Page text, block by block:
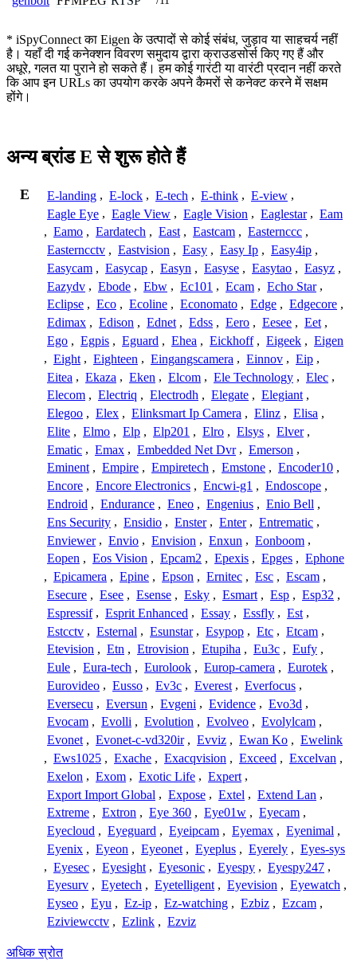
* iSpyConnect का Eigen के उत्पादों से कोई संबंध, जुड़ाव या साहचर्य नहीं
है। यहाँ दी गई कनेक्शन विवरण समुदाय द्वारा क्राउडसोर्स किए गए हैं और
अधूरे, गलत या पुराने हो सकते हैं। हम कोई गारंटी या वारंटी प्रदान नहीं करते
कि आप इन URLs का उपयोग करके अपने कैमरों से कनेक्ट करने में सक्षम
होंगे।
अन्य ब्रांड E से शुरू होते हैं
E E-landing , E-lock , E-tech , E-think , E-view ,
Eagle Eye , Eagle View , Eagle Vision , Eaglestar , Eam
, Eamo , Eardatech , East , Eastcam , Easternccc ,
Easterncctv , Eastvision , Easy , Easy Ip , Easy4ip ,
Easycam , Easycap , Easyn , Easyse , Easytao , Easyz ,
Eazydv , Ebode , Ebw , Ec101 , Ecam , Echo Star ,
Eclipse , Eco , Ecoline , Economato , Edge , Edgecore ,
Edimax , Edison , Ednet , Edss , Eero , Eesee , Eet ,
Ego , Egpis , Eguard , Ehea , Eickhoff , Eigeek , Eigen
, Eight , Eighteen , Eingangscamera , Einnov , Eip ,
Eitea , Ekaza , Eken , Elcom , Ele Technology , Elec ,
Elecom , Electriq , Electrodh , Elegate , Elegiant ,
Elegoo , Elex , Elinksmart Ip Camera , Elinz , Elisa ,
Elite , Elmo , Elp , Elp201 , Elro , Elsys , Elver ,
Ematic , Emax , Embedded Net Dvr , Emerson ,
Eminent , Empire , Empiretech , Emstone , Encoder10 ,
Encore , Encore Electronics , Encwi-g1 , Endoscope ,
Endroid , Endurance , Eneo , Engenius , Enio Bell ,
Ens Security , Ensidio , Enster , Enter , Entrematic ,
Enviewer , Envio , Envision , Enxun , Eonboom ,
Eopen , Eos Vision , Epcam2 , Epexis , Epges , Ephone
, Epicamera , Epine , Epson , Ernitec , Esc , Escam ,
Esecure , Esee , Esense , Esky , Esmart , Esp , Esp32 ,
Espressif , Esprit Enhanced , Essay , Essfly , Est ,
Estcctv , Esternal , Esunstar , Esypop , Etc , Etcam ,
Etevision , Etn , Etrovision , Etupiha , Eu3c , Eufy ,
Eule , Eura-tech , Eurolook , Europ-camera , Eurotek ,
Eurovideo , Eusso , Ev3c , Everest , Everfocus ,
Eversecu , Eversun , Evgeni , Evidence , Evo3d ,
Evocam , Evolli , Evolution , Evolveo , Evolylcam ,
Evonet , Evonet-c-vd320ir , Evviz , Ewan Ko , Ewelink
, Ews1025 , Exache , Exacqvision , Exceed , Excelvan ,
Exelon , Exom , Exotic Life , Expert ,
Export Import Global , Expose , Extel , Extend Lan ,
Extreme , Extron , Eye 360 , Eye01w , Eyecam ,
Eyecloud , Eyeguard , Eyeipcam , Eyemax , Eyenimal ,
Eyenix , Eyeon , Eyeonet , Eyeplus , Eyerely , Eyes-sys
, Eyesec , Eyesight , Eyesonic , Eyespy , Eyespy247 ,
Eyesurv , Eyetech , Eyetelligent , Eyevision , Eyewatch ,
Eyseo , Eyu , Ez-ip , Ez-watching , Ezbiz , Ezcam ,
Eziviewcctv , Ezlink , Ezviz
अधिक स्रोत